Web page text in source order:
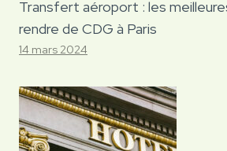
Transfert aéroport : les
rendre de CDG à Paris
14 mars 2024